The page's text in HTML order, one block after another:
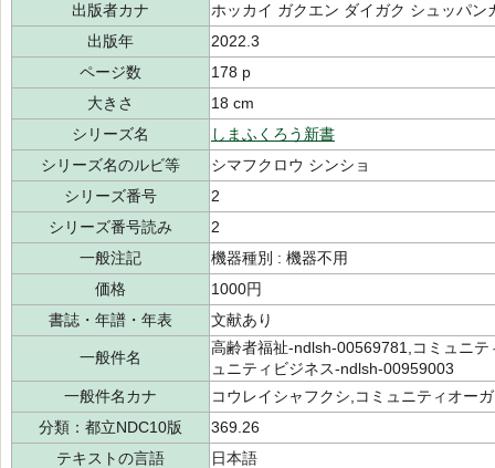
出版者カナ
ホッカイ ガクエン ダイガク シュッパン
出版年
2022.3
ページ数
178 p
大きさ
18 cm
シリーズ名
しまふくろう新書
シリーズ名のルビ等
シマフクロウ シンショ
シリーズ番号
2
シリーズ番号読み
2
一般注記
機器種別 : 機器不用
価格
1000円
書誌・年譜・年表
文献あり
一般件名
高齢者福祉-ndlsh-00569781,コミュニ
ュニティビジネス-ndlsh-00959003
一般件名カナ
コウレイシャフクシ,コミュニティオー
分類：都立NDC10版
369.26
テキストの言語
日本語